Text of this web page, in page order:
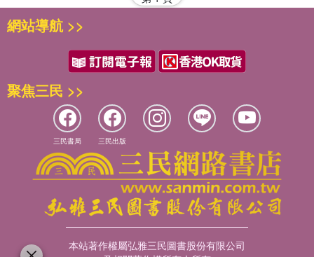
網站導航 >>
聚焦三民 >>
三民書局 三民出版
本站著作權屬弘雅三民圖書股份有限公司